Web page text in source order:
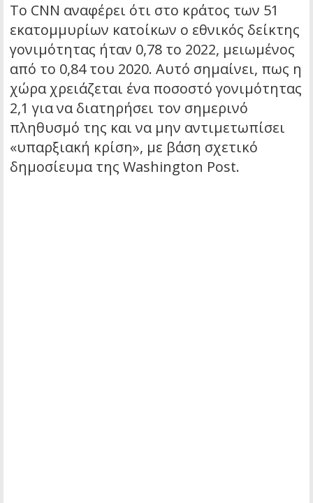
Το CNN αναφέρει ότι στο κράτος των 51
εκατομμυρίων κατοίκων ο εθνικός δείκτης
γονιμότητας ήταν 0,78 το 2022, μειωμένος
από το 0,84 του 2020. Αυτό σημαίνει, πως η
χώρα χρειάζεται ένα ποσοστό γονιμότητας
2,1 για να διατηρήσει τον σημερινό
πληθυσμό της και να μην αντιμετωπίσει
«υπαρξιακή κρίση», με βάση σχετικό
δημοσίευμα της Washington Post.